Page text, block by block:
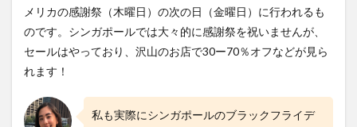
メリカの感謝祭（木曜日）の次の日（金曜日）に行われるも
のです。シンガポールでは大々的に感謝祭を祝いませんが、
セールはやっており、沢山のお店で30ー70％オフなどが見ら
れます！
私も実際にシンガポールのブラックフライデ